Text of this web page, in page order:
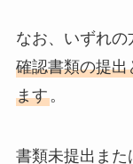
なお、いずれの
確認書類の提
ます。
書類未提出ま